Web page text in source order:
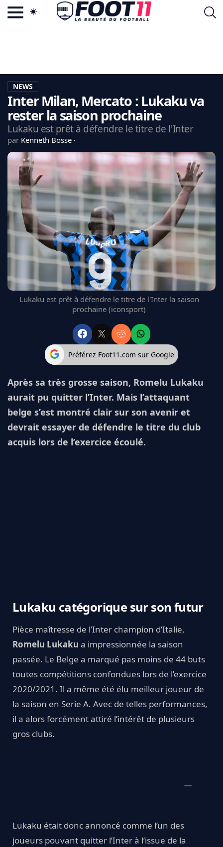
LA CHARTE
VIE PRIVÉE
CGU
CONTACTEZ-NOUS
MERCATO
CDM 2026
EDF
PSG
LIGUE 1
REAL MADRID
FC BARCELONE
MANCHESTER UNITED
CHELSEA
BAYERN
L'AVIS DE LA RÉDAC'
NEWS
Inter Milan, Mercato : Lukaku va
rester la saison prochaine
Lukaku est prêt à défendre le titre de l'Inter
par Kenneth Bosse
Lukaku est prêt à défendre le titre de l'Inter la saison
prochaine (iconsport)
Préférez Foot11.com sur Google
Après sa très grosse saison, Romelu Lukaku
aurait pu quitter l’Inter. Mais l’attaquant
belge s’est montré clair sur son avenir et
devrait essayer de défendre le titre du club
acquis lors de l’exercice écoulé.
Lukaku catégorique sur son futur
Pièce maîtresse de l’Inter champion d’Italie,
Romelu Lukaku a impressionnée la saison
passée. Le Belge a marqué pas moins de 44 buts
toutes compétitions confondues lors de l’exercice
2020/2021. Il a même été élu meilleur joueur de
la saison en Serie A. Avec de telles performances,
il a alors forcément attiré l’intérêt de plusieurs
gros clubs.
Lukaku était donc annoncé comme l’un des
joueurs pouvant quitter l’Inter à l’issue de la